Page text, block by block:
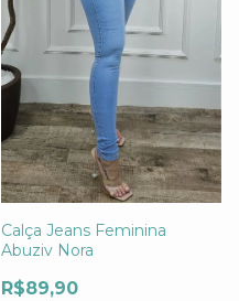
Calça Jeans Feminina
Abuziv Nora
R$89,90